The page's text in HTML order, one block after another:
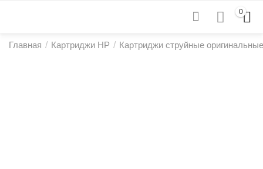
0
Главная / Картриджи HP / Картриджи струйные